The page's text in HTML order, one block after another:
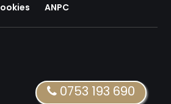
ANPC
0753 193 690